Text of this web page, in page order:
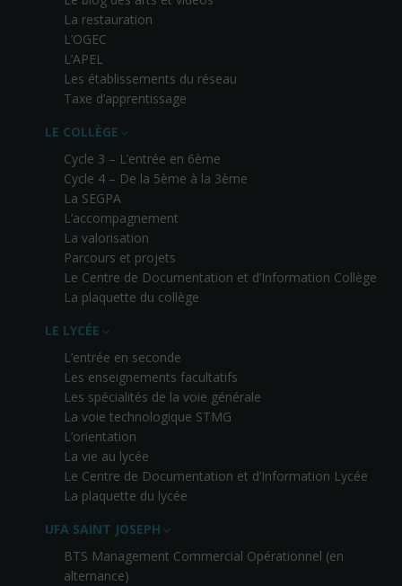
La restauration
L’OGEC
L’APEL
Les établissements du réseau
Taxe d’apprentissage
LE COLLÈGE
Cycle 3 – L’entrée en 6ème
Cycle 4 – De la 5ème à la 3ème
La SEGPA
L’accompagnement
La valorisation
Parcours et projets
Le Centre de Documentation et d’Information Collège
La plaquette du collège
LE LYCÉE
L’entrée en seconde
Les enseignements facultatifs
Les spécialités de la voie générale
La voie technologique STMG
L’orientation
La vie au lycée
Le Centre de Documentation et d’Information Lycée
La plaquette du lycée
UFA SAINT JOSEPH
BTS Management Commercial Opérationnel (en
alternance)